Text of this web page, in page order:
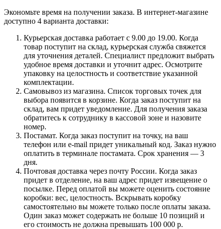
Экономьте время на получении заказа. В интернет-магазине
доступно 4 варианта доставки:
Курьерская доставка работает с 9.00 до 19.00. Когда
товар поступит на склад, курьерская служба свяжется
для уточнения деталей. Специалист предложит выбрать
удобное время доставки и уточнит адрес. Осмотрите
упаковку на целостность и соответствие указанной
комплектации.
Самовывоз из магазина. Список торговых точек для
выбора появится в корзине. Когда заказ поступит на
склад, вам придет уведомление. Для получения заказа
обратитесь к сотруднику в кассовой зоне и назовите
номер.
Постамат. Когда заказ поступит на точку, на ваш
телефон или e-mail придет уникальный код. Заказ нужно
оплатить в терминале постамата. Срок хранения — 3
дня.
Почтовая доставка через почту России. Когда заказ
придет в отделение, на ваш адрес придет извещение о
посылке. Перед оплатой вы можете оценить состояние
коробки: вес, целостность. Вскрывать коробку
самостоятельно вы можете только после оплаты заказа.
Один заказ может содержать не больше 10 позиций и
его стоимость не должна превышать 100 000 р.